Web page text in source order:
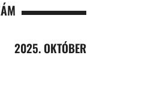
2025. OKTÓBER